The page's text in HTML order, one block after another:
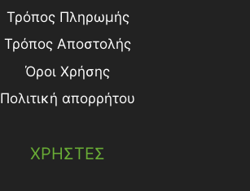
Τρόπος Πληρωμής
Τρόπος Aποστολής
Όροι Χρήσης
Πολιτική απορρήτου
ΧΡΗΣΤΕΣ